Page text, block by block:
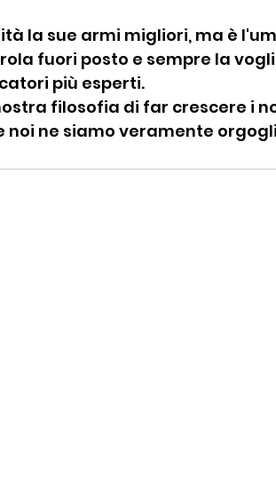
la sue armi migliori, ma è
fuori posto e sempre la
più esperti.
filosofia di far crescere i
noi ne siamo veramente